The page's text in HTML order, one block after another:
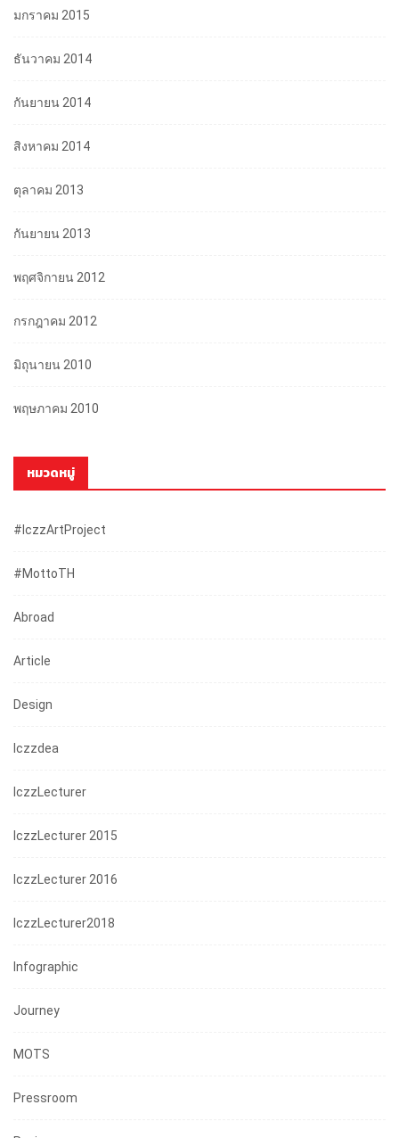
มกราคม 2015
ธันวาคม 2014
กันยายน 2014
สิงหาคม 2014
ตุลาคม 2013
กันยายน 2013
พฤศจิกายน 2012
กรกฎาคม 2012
มิถุนายน 2010
พฤษภาคม 2010
หมวดหมู่
#iczzArtProject
#mottoTH
Abroad
Article
Design
Iczzdea
IczzLecturer
IczzLecturer 2015
IczzLecturer 2016
IczzLecturer2018
Infographic
Journey
MOTS
Pressroom